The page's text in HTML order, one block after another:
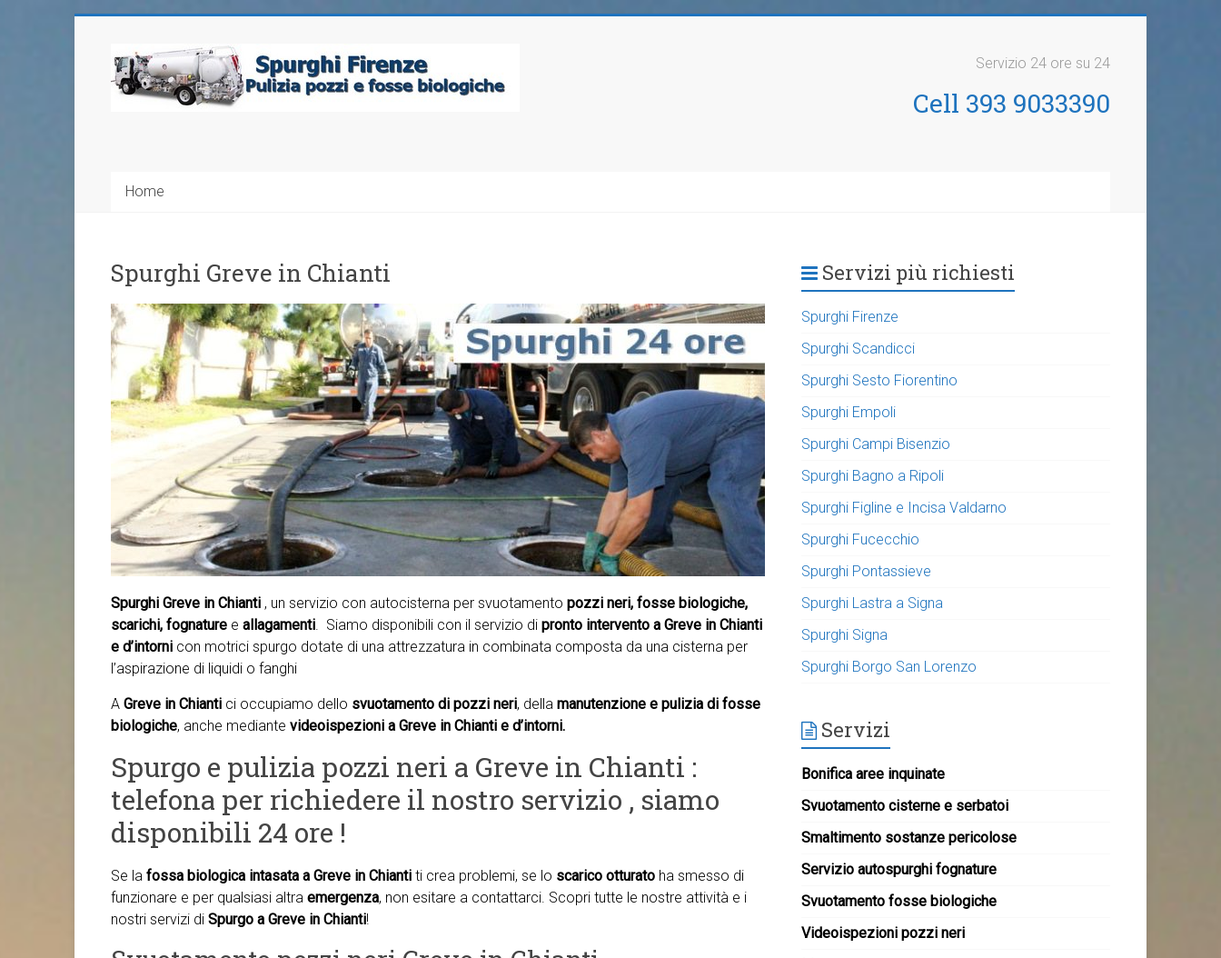
Servizio 24 ore su 24
Cell 393 9033390
Home
Spurghi Greve in Chianti
Spurghi Greve in Chianti , un servizio con autocisterna per svuotamento pozzi neri, fosse biologiche,
scarichi, fognature e allagamenti. Siamo disponibili con il servizio di pronto intervento a Greve in Chianti
e d’intorni con motrici spurgo dotate di una attrezzatura in combinata composta da una cisterna per
l’aspirazione di liquidi o fanghi
A Greve in Chianti ci occupiamo dello svuotamento di pozzi neri, della manutenzione e pulizia di fosse
biologiche, anche mediante videoispezioni a Greve in Chianti e d’intorni.
Spurgo e pulizia pozzi neri a Greve in Chianti :
telefona per richiedere il nostro servizio , siamo
disponibili 24 ore !
Se la fossa biologica intasata a Greve in Chianti ti crea problemi, se lo scarico otturato ha smesso di
funzionare e per qualsiasi altra emergenza, non esitare a contattarci. Scopri tutte le nostre attività e i
nostri servizi di Spurgo a Greve in Chianti!
Servizi più richiesti
Spurghi Firenze
Spurghi Scandicci
Spurghi Sesto Fiorentino
Spurghi Empoli
Spurghi Campi Bisenzio
Spurghi Bagno a Ripoli
Spurghi Figline e Incisa Valdarno
Spurghi Fucecchio
Spurghi Pontassieve
Spurghi Lastra a Signa
Spurghi Signa
Spurghi Borgo San Lorenzo
Servizi
Bonifica aree inquinate
Svuotamento cisterne e serbatoi
Smaltimento sostanze pericolose
Servizio autospurghi fognature
Svuotamento fosse biologiche
Videoispezioni pozzi neri